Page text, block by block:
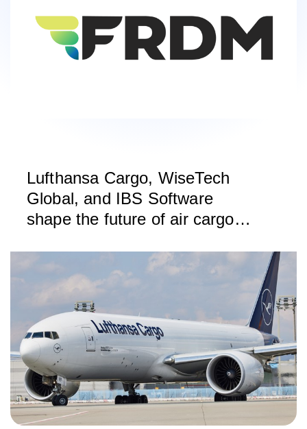
Lufthansa Cargo, WiseTech
Global, and IBS Software
shape the future of air cargo